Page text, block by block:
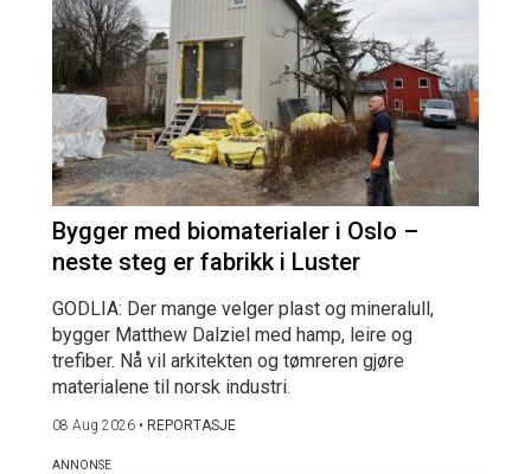
Bygger med biomaterialer i Oslo –
neste steg er fabrikk i Luster
GODLIA: Der mange velger plast og mineralull,
bygger Matthew Dalziel med hamp, leire og
trefiber. Nå vil arkitekten og tømreren gjøre
materialene til norsk industri.
08 Aug 2026 • REPORTASJE